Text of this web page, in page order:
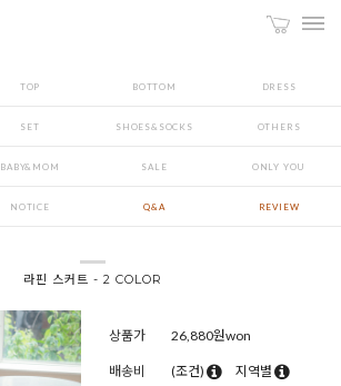
TOP BOTTOM DRESS
SET SHOES&SOCKS OTHERS
BABY&MOM SALE ONLY YOU
NOTICE Q&A REVIEW
라핀 스커트 - 2 COLOR
상품가 26,880원won
배송비 (조건) 지역별